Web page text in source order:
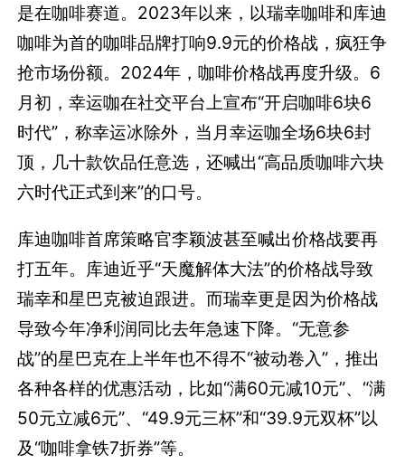
是在咖啡赛道。2023年以来，以瑞幸咖啡和库迪
咖啡为首的咖啡品牌打响9.9元的价格战，疯狂争
抢市场份额。2024年，咖啡价格战再度升级。6
月初，幸运咖在社交平台上宣布“开启咖啡6块6
时代”，称幸运冰除外，当月幸运咖全场6块6封
顶，几十款饮品任意选，还喊出“高品质咖啡六块
六时代正式到来”的口号。
库迪咖啡首席策略官李颖波甚至喊出价格战要再
打五年。库迪近乎“天魔解体大法”的价格战导致
瑞幸和星巴克被迫跟进。而瑞幸更是因为价格战
导致今年净利润同比去年急速下降。 “无意参
战”的星巴克在上半年也不得不“被动卷入”，推出
各种各样的优惠活动，比如“满60元减10元”、“满
50元立减6元”、“49.9元三杯”和“39.9元双杯”以
及“咖啡拿铁7折券”等。